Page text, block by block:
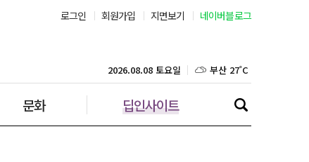
로그인 회원가입 지면보기 네이버블로그
문화 딥인사이트
2026.08.08 토요일 대구 26˚C
인천 26˚C